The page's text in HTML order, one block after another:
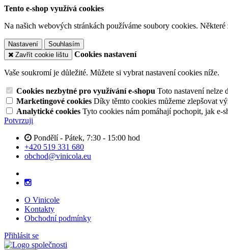
Tento e-shop využívá cookies
Na našich webových stránkách používáme soubory cookies.
Nastavení
Souhlasím
Zavřít cookie lištu
Cookies nastavení
Vaše soukromí je důležité. Můžete si vybrat nastavení cookies níže.
Cookies nezbytné pro využívání e-shopu Toto nastavení nelze
Marketingové cookies Díky těmto cookies můžeme zlepšovat
Analytické cookies Tyto cookies nám pomáhají pochopit, jak e-
Potvrzuji
Pondělí - Pátek, 7:30 - 15:00 hod
+420 519 331 680
obchod@vinicola.eu
O Vinicole
Kontakty
Obchodní podmínky
Přihlásit se